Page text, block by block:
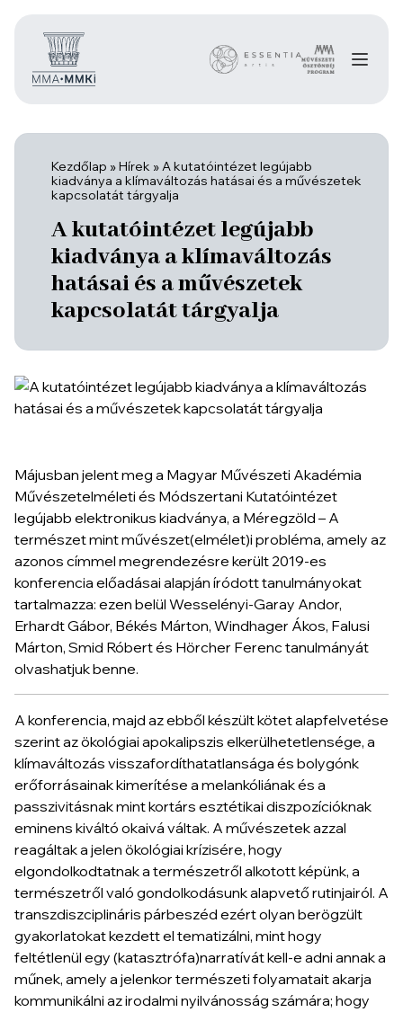
Kezdőlap »Hírek »A kutatóintézet legújabb
kiadványa a klímaváltozás hatásai és a művészetek
kapcsolatát tárgyalja
A kutatóintézet legújabb
kiadványa a klímaváltozás
hatásai és a művészetek
kapcsolatát tárgyalja
Májusban jelent meg a Magyar Művészeti Akadémia
Művészetelméleti és Módszertani Kutatóintézet
legújabb elektronikus kiadványa, a Méregzöld – A
természet mint művészet(elmélet)i probléma, amely az
azonos címmel megrendezésre került 2019-es
konferencia előadásai alapján íródott tanulmányokat
tartalmazza: ezen belül Wesselényi-Garay Andor,
Erhardt Gábor, Békés Márton, Windhager Ákos, Falusi
Márton, Smid Róbert és Hörcher Ferenc tanulmányát
olvashatjuk benne.
A konferencia, majd az ebből készült kötet alapfelvetése
szerint az ökológiai apokalipszis elkerülhetetlensége, a
klímaváltozás visszafordíthatatlansága és bolygónk
erőforrásainak kimerítése a melankóliának és a
passzivitásnak mint kortárs esztétikai diszpozícióknak
eminens kiváltó okaivá váltak. A művészetek azzal
reagáltak a jelen ökológiai krízisére, hogy
elgondolkodtatnak a természetről alkotott képünk, a
természetről való gondolkodásunk alapvető rutinjairól. A
transzdiszciplináris párbeszéd ezért olyan berögzült
gyakorlatokat kezdett el tematizálni, mint hogy
feltétlenül egy (katasztrófa)narratívát kell-e adni annak a
műnek, amely a jelenkor természeti folyamatait akarja
kommunikálni az irodalmi nyilvánosság számára; hogy